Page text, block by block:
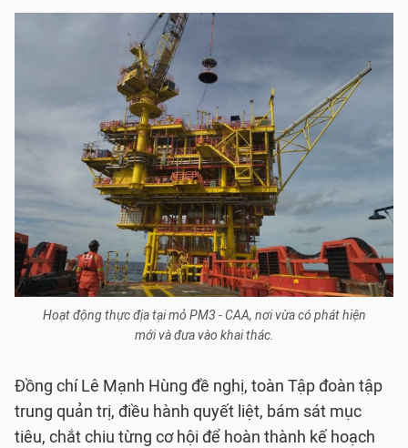
Hoạt động thực địa tại mỏ PM3 - CAA, nơi vừa có phát hiện
mới và đưa vào khai thác.
Đồng chí Lê Mạnh Hùng đề nghị, toàn Tập đoàn tập
trung quản trị, điều hành quyết liệt, bám sát mục
tiêu, chắt chiu từng cơ hội để hoàn thành kế hoạch